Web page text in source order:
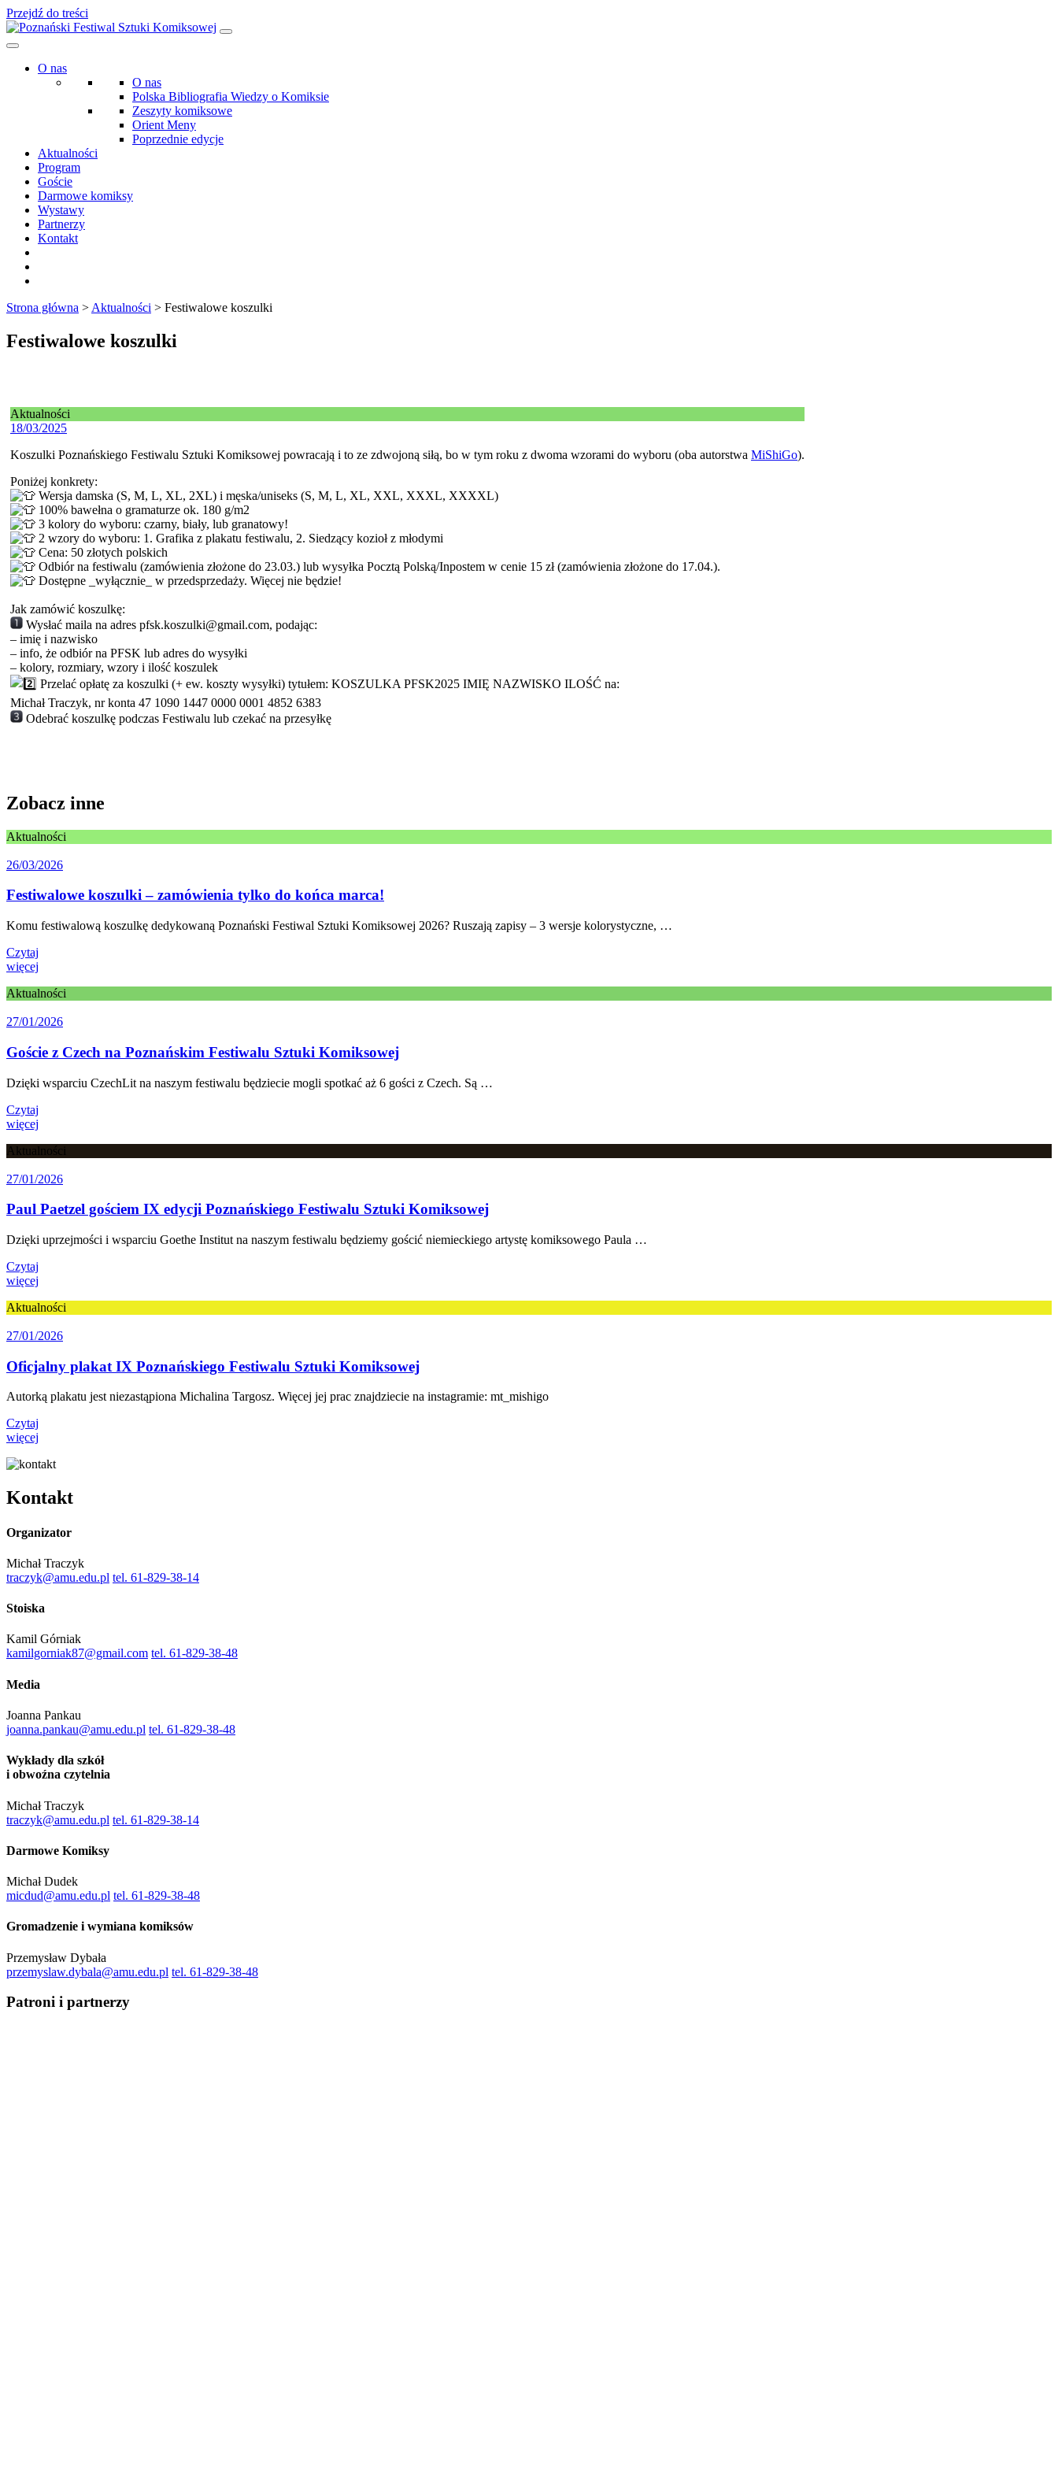
Przejdź do treści
O nas
O nas
Polska Bibliografia Wiedzy o Komiksie
Zeszyty komiksowe
Orient Meny
Poprzednie edycje
Aktualności
Program
Goście
Darmowe komiksy
Wystawy
Partnerzy
Kontakt
Strona główna > Aktualności > Festiwalowe koszulki
Festiwalowe koszulki
Aktualności
18/03/2025
Koszulki Poznańskiego Festiwalu Sztuki Komiksowej powracają i to ze zdwojoną siłą, bo w tym roku z dwoma wzorami do wyboru (oba autorstwa MiShiGo).
Poniżej konkrety:
Wersja damska (S, M, L, XL, 2XL) i męska/uniseks (S, M, L, XL, XXL, XXXL, XXXXL)
100% bawełna o gramaturze ok. 180 g/m2
3 kolory do wyboru: czarny, biały, lub granatowy!
2 wzory do wyboru: 1. Grafika z plakatu festiwalu, 2. Siedzący kozioł z młodymi
Cena: 50 złotych polskich
Odbiór na festiwalu (zamówienia złożone do 23.03.) lub wysyłka Pocztą Polską/Inpostem w cenie 15 zł (zamówienia złożone do 17.04.).
Dostępne _wyłącznie_ w przedsprzedaży. Więcej nie będzie!
Jak zamówić koszulkę:
Wysłać maila na adres pfsk.koszulki@gmail.com, podając:
– imię i nazwisko
– info, że odbiór na PFSK lub adres do wysyłki
– kolory, rozmiary, wzory i ilość koszulek
Przelać opłatę za koszulki (+ ew. koszty wysyłki) tytułem: KOSZULKA PFSK2025 IMIĘ NAZWISKO ILOŚĆ na:
Michał Traczyk, nr konta 47 1090 1447 0000 0001 4852 6383
Odebrać koszulkę podczas Festiwalu lub czekać na przesyłkę
Zobacz inne
Aktualności
26/03/2026
Festiwalowe koszulki – zamówienia tylko do końca marca!
Komu festiwalową koszulkę dedykowaną Poznański Festiwal Sztuki Komiksowej 2026? Ruszają zapisy – 3 wersje kolorystyczne, …
Czytaj
więcej
Aktualności
27/01/2026
Goście z Czech na Poznańskim Festiwalu Sztuki Komiksowej
Dzięki wsparciu CzechLit na naszym festiwalu będziecie mogli spotkać aż 6 gości z Czech. Są …
Czytaj
więcej
Aktualności
27/01/2026
Paul Paetzel gościem IX edycji Poznańskiego Festiwalu Sztuki Komiksowej
Dzięki uprzejmości i wsparciu Goethe Institut na naszym festiwalu będziemy gościć niemieckiego artystę komiksowego Paula …
Czytaj
więcej
Aktualności
27/01/2026
Oficjalny plakat IX Poznańskiego Festiwalu Sztuki Komiksowej
Autorką plakatu jest niezastąpiona Michalina Targosz. Więcej jej prac znajdziecie na instagramie: mt_mishigo
Czytaj
więcej
Kontakt
Organizator
Michał Traczyk
traczyk@amu.edu.pl tel. 61-829-38-14
Stoiska
Kamil Górniak
kamilgorniak87@gmail.com tel. 61-829-38-48
Media
Joanna Pankau
joanna.pankau@amu.edu.pl tel. 61-829-38-48
Wykłady dla szkół
i obwoźna czytelnia
Michał Traczyk
traczyk@amu.edu.pl tel. 61-829-38-14
Darmowe Komiksy
Michał Dudek
micdud@amu.edu.pl tel. 61-829-38-48
Gromadzenie i wymiana komiksów
Przemysław Dybała
przemyslaw.dybala@amu.edu.pl tel. 61-829-38-48
Patroni i partnerzy